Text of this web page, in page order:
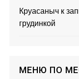
Круасаныч к
грудинкой
МЕНЮ ПО